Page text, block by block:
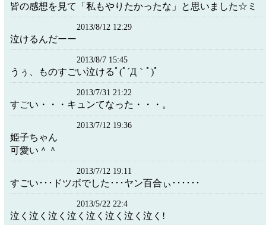
皆の感想を見て「私もやりたかったな」と思いました☆ミ
2013/8/12 12:29
泣けるんだーー
2013/8/7 15:45
うぅ、ものすごい泣けるﾟ(ﾟ´Д｀ﾟ)ﾟ
2013/7/31 21:22
すごい・・・キュンてなった・・・。
2013/7/12 19:36
姫子ちゃん
可愛い＾＾
2013/7/12 19:11
すごい･･･ドツボでした･･･ヤン百合ぃ･･････
2013/5/22 22:4
泣く泣く泣く泣く泣く泣く泣く泣く!